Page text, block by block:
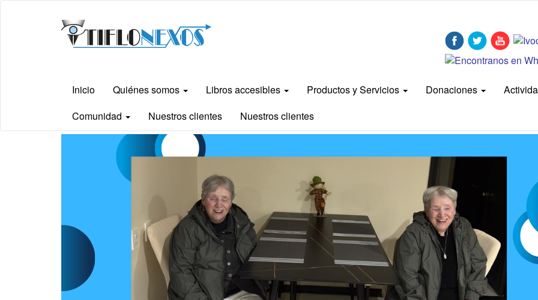
Inicio Quiénes somos Libros accesibles Productos y Servicios Donaciones
Comunidad
Nuestros clientes Nuestros clientes
Contenido
principal